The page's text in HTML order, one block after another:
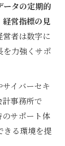
ータの定期的
経営指標の見
者は数字に
を力強くサポ
イバーセキ
事務所で
サポート体
きる環境を提